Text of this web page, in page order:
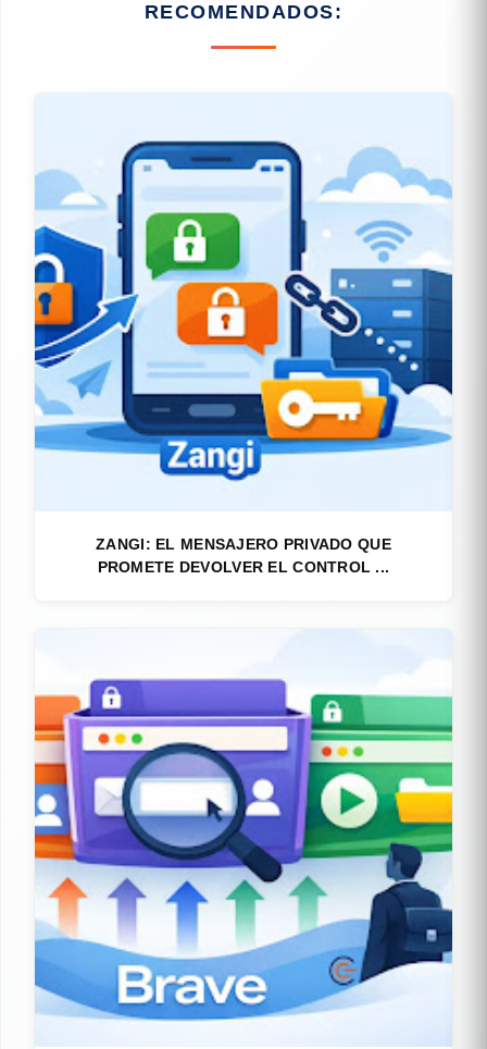
RECOMENDADOS:
ZANGI: EL MENSAJERO PRIVADO QUE
PROMETE DEVOLVER EL CONTROL ...